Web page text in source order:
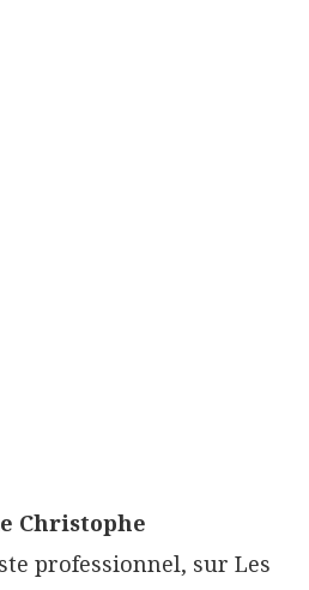
Christophe
professionnel, sur Les